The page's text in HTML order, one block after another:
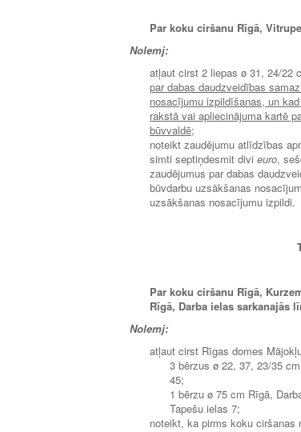
Par koku ciršanu Rīgā,
Nolemj:
atļaut cirst 2 liepas ø 31, 24/22
par dabas daudzveidības
nosacījumu izpildīšanas, un
rakstā vai apliecinājuma kartē
būvvaldē;
noteikt zaudējumu atlīdzības
simti septiņdesmit divi euro,
zaudējumus par dabas
būvdarbu uzsākšanas
uzsākšanas nosacījumu izpildi.
Par koku ciršanu Rīgā,
Rīgā, Darba ielas sarkanajās
Nolemj:
atļaut cirst Rīgas domes
3 bērzus ø 22, 37, 23/35
45;
1 bērzu ø 75 cm Rīgā,
Tapešu ielas 7;
noteikt, ka pirms koku ciršanas